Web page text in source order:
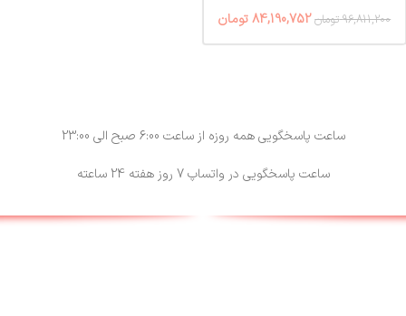
96,811,200 تومان 84,190,752 تومان
ساعت پاسخگویی همه روزه از ساعت 6:00 صبح الی 23:00
ساعت پاسخگویی در واتساپ 7 روز هفته 24 ساعته